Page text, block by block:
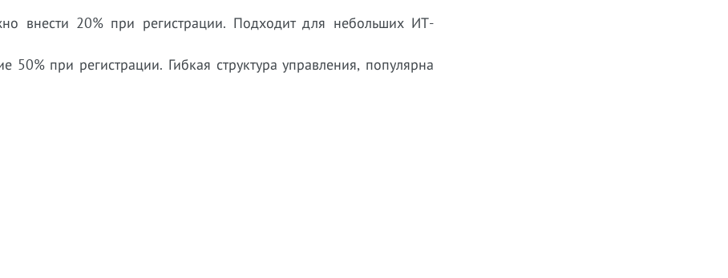
внести 20% при регистрации. Подходит для небольших ИТ-
при регистрации. Гибкая структура управления, популярна